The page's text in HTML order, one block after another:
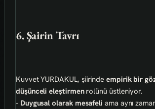
6. Şairin Tavrı
Kuvvet YURDAKUL, şiirindeempirik bir
düşünceli eleştirmenrolünü üstleniyor.
- Duygusal olarak mesafeli ama aynı